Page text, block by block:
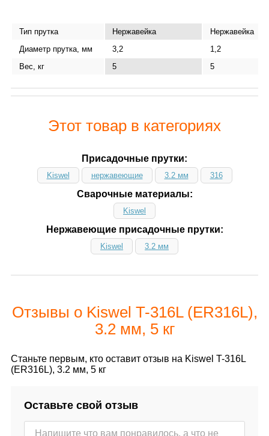
Тип прутка Нержавейка
Нержавейка
Диаметр прутка, мм
3,2
1,2
Вес, кг
5 5
Этот товар в категориях
Присадочные прутки:
Kiswel нержавеющие 3.2 мм 316
Сварочные материалы:
Kiswel
Нержавеющие присадочные прутки:
Kiswel 3.2 мм
Отзывы о Kiswel T-316L (ER316L),
3.2 мм, 5 кг
Станьте первым, кто оставит отзыв на Kiswel T-316L
(ER316L), 3.2 мм, 5 кг
Оставьте свой отзыв